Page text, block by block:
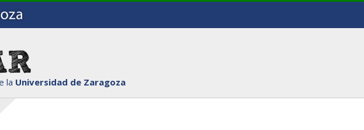
la Universidad de Zaragoza